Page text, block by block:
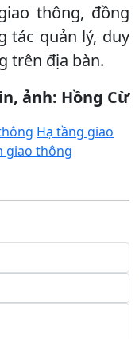
thông, đồng
tác quản lý, duy
trên địa bàn.
ảnh: Hồng Cừ
Hạ tầng giao
giao thông